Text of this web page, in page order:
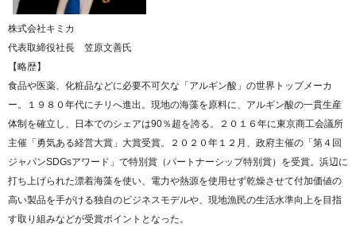
株式会社キミカ
代表取締役社長 笠原文善氏
【略歴】
食品や医薬、化粧品などに必要不可欠な「アルギン酸」の世界トップメーカ
ー。１９８０年代にチリへ進出。現地の海藻を原料に、アルギン酸の一貫生産
体制を確立し、日本でのシェアは90％超を誇る。２０１６年に東京商工会議所
主催「勇気ある経営大賞」大賞受賞。２０２０年１２月、政府主催の「第４回
ジャパンSDGsアワード」で特別賞（パートナーシップ特別賞）を受賞。浜辺に
打ち上げられた漂着海藻を使い、電力や熱源を使用せず乾燥させて付加価値の
高い製品を手がける独自のビジネスモデルや、現地漁民の生活水準向上を目指
す取り組みなどが受賞ポイントとなった。